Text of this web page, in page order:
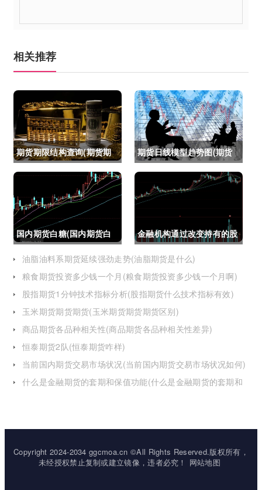
相关推荐
期货期限结构查询(期货期
限结构)
期货日线模型趋势图(期货
日线模型趋势图怎么看)
国内期货白糖(国内期货白
糖合约是怎么交割)
金融机构通过改变持有的股
指期货合约(股指期货合约
最长持有多久)
油脂油料系期货延续强劲走势(油脂期货是什么)
粮食期货投资多少钱一个月(粮食期货投资多少钱一个月啊)
股指期货1分钟技术指标分析(股指期货什么技术指标有效)
玉米期货期货期货(玉米期货期货期货区别)
商品期货各品种相关性(商品期货各品种相关性差异)
恒泰期货2队(恒泰期货咋样)
当前国内期货交易市场状况(当前国内期货交易市场状况如何)
什么是金融期货的套期和保值功能(什么是金融期货的套期和
Copyright 2024-2034 ggcmoa.cn ©All Rights Reserved.版权所有，
未经授权禁止复制或建立镜像，违者必究！
网站地图